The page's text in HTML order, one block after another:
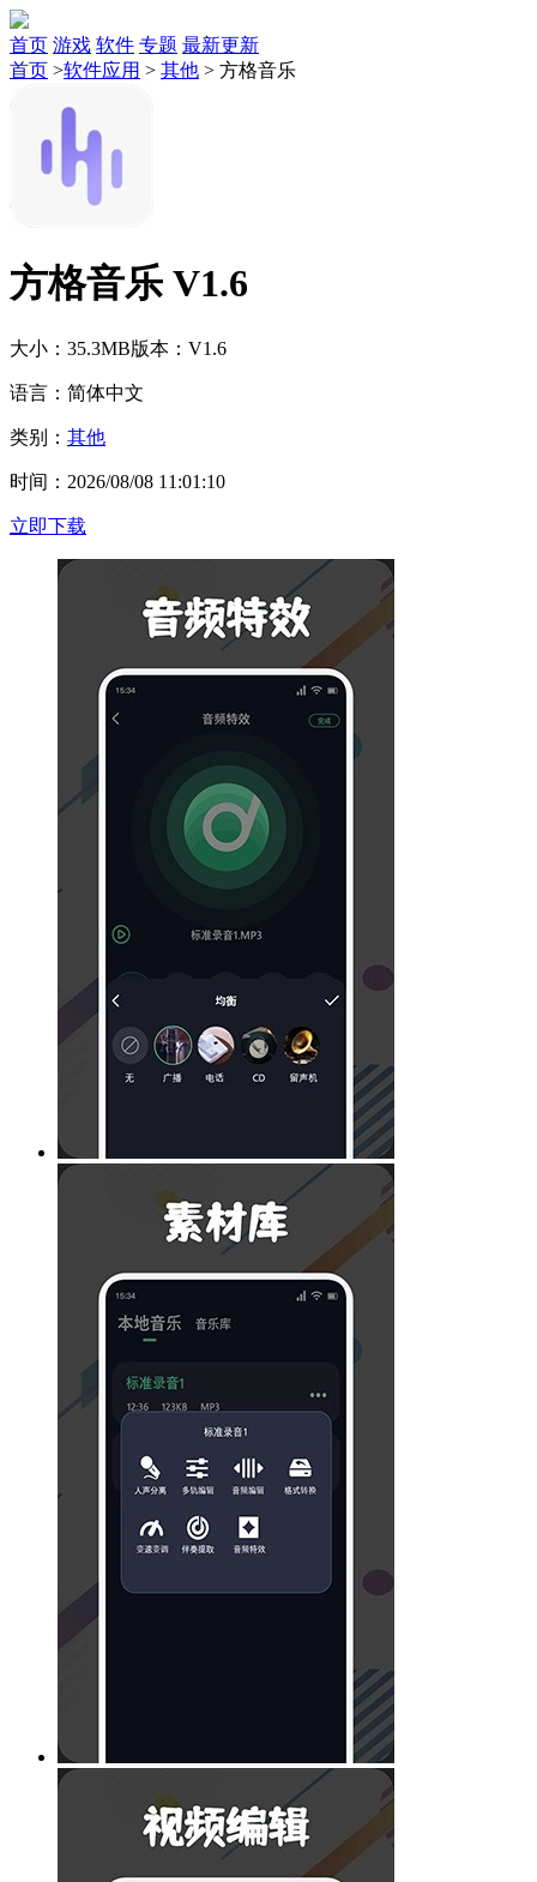
首页 游戏 软件 专题 最新更新
首页 >软件应用 > 其他 > 方格音乐
方格音乐 V1.6
大小：35.3MB版本：V1.6
语言：简体中文
类别： 其他
时间：2026/08/08 11:01:10
立即下载